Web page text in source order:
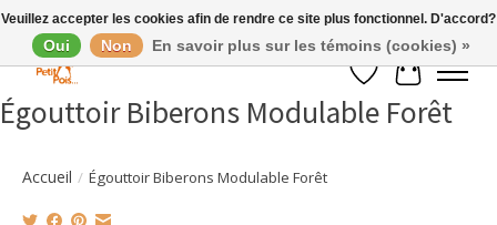
Liste de souhaits
Panier
Égouttoir Biberons Modulable Forêt
Accueil / Égouttoir Biberons Modulable Forêt
Veuillez accepter les cookies afin de rendre ce site plus fonctionnel. D'accord?
Oui Non En savoir plus sur les témoins (cookies) »